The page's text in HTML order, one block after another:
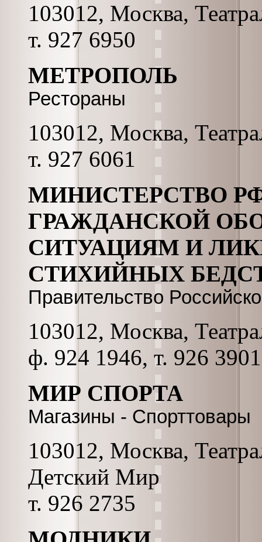
103012, Москва,
т. 927 6950
МЕТРОПОЛЬ
Рестораны
103012, Москва,
т. 927 6061
МИНИСТЕРСТВО
ГРАЖДАНСКОЙ
СИТУАЦИЯМ И
СТИХИЙНЫХ
Правительство
103012, Москва,
ф. 924 1946, т. 926 3901
МИР СПОРТА
Магазины - Спорттовары
103012, Москва,
Детский Мир
т. 926 2735